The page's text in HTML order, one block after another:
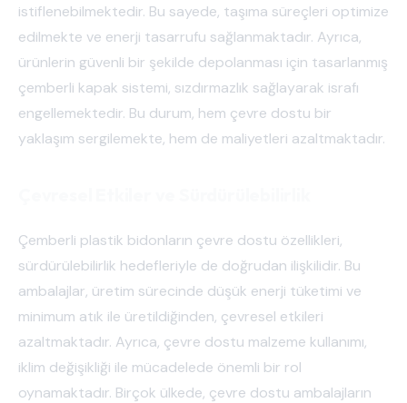
istiflenebilmektedir. Bu sayede, taşıma süreçleri optimize
edilmekte ve enerji tasarrufu sağlanmaktadır. Ayrıca,
ürünlerin güvenli bir şekilde depolanması için tasarlanmış
çemberli kapak sistemi, sızdırmazlık sağlayarak israfı
engellemektedir. Bu durum, hem çevre dostu bir
yaklaşım sergilemekte, hem de maliyetleri azaltmaktadır.
Çemberli plastik bidonların çevre dostu özellikleri,
sürdürülebilirlik hedefleriyle de doğrudan ilişkilidir. Bu
ambalajlar, üretim sürecinde düşük enerji tüketimi ve
minimum atık ile üretildiğinden, çevresel etkileri
azaltmaktadır. Ayrıca, çevre dostu malzeme kullanımı,
iklim değişikliği ile mücadelede önemli bir rol
oynamaktadır. Birçok ülkede, çevre dostu ambalajların